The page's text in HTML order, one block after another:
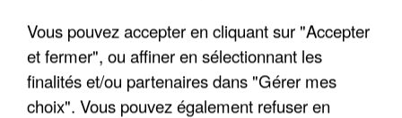
APRÈS TOUTES CES CANICULES, LES REFUGES
DE FAUNE SAUVAGE SONT...
Vous pouvez accepter en cliquant sur "Accepter
et fermer", ou affiner en sélectionnant les
finalités et/ou partenaires dans "Gérer mes
choix". Vous pouvez également refuser en